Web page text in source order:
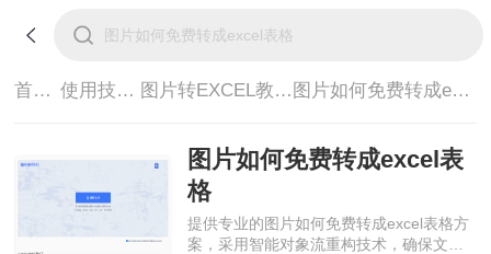
首页> 使用技巧> 图片转EXCEL教程> 图片如何免费转成excel表格
图片如何免费转成excel表
格
提供专业的图片如何免费转成excel表格方
案，采用智能对象流重构技术，确保文档